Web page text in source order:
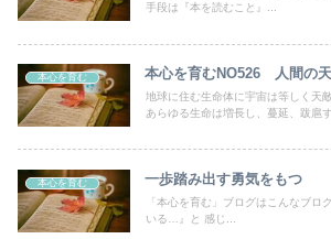
手段は『本を読むこと』...
本心を育む 本心を育むNO526 人間の
地球に住む生命体に宇宙は等しく天
あらゆる生命は増長し、蔓延、跋扈す
本心を育む 一歩踏み出す勇気をもつ
「本心を育む」ブログはこんなブロ
いる…』と 感じ...